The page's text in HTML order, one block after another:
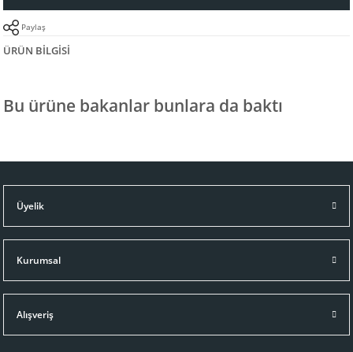
Paylaş
ÜRÜN BILGISI
Bu ürüne bakanlar bunlara da baktı
GARRETT BUZ KOVASI
28.467,16 TL
Ralph Lauren Home
Üyelik
Kurumsal
Alışveriş